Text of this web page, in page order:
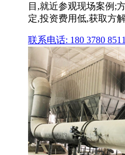
目,就近参观现场案例;
定,投资费用低,获取方
联系电话: 180 3780 8511